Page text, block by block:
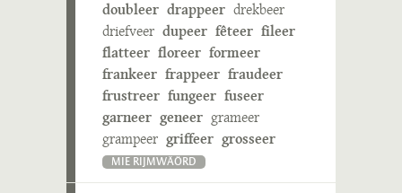
doubleer drappeer drekbeer
driefveer dupeer fêteer fileer
flatteer floreer formeer
frankeer frappeer fraudeer
frustreer fungeer fuseer
garneer geneer grameer
grampeer griffeer grosseer
MIE RIJMWÄÖRD